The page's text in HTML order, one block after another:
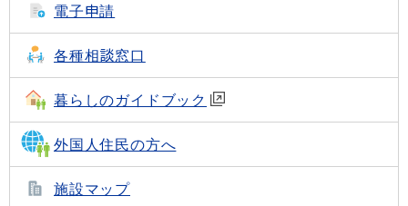
電子申請
各種相談窓口
暮らしのガイドブック
外国人住民の方へ
施設マップ